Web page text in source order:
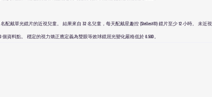
戴單光鏡片的近視兒童。 結果來自 32 名兒童，每天配戴星趣控 (Stellest®) 鏡片至少 12 小時。 未近視
資料點。 穩定的視力矯正應定義為雙眼等效球鏡屈光變化嚴格低於 0.50D。